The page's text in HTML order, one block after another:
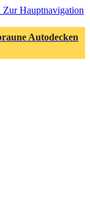
Zur Hauptnavigation
Autodecken